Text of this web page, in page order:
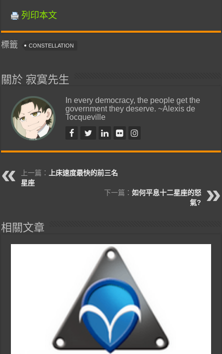
列印本文
標籤 CONSTELLATION
關於 寂寞先生
In every democracy, the people get the
government they deserve. ~Alexis de
Tocqueville
上一篇：
上床速度最快的前三名
星座
下一篇： 如何平息十二星座的怒
氣?
相關文章